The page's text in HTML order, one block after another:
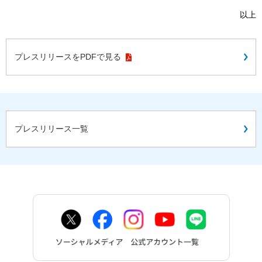
以上
プレスリリースをPDFで見る
プレスリリース一覧